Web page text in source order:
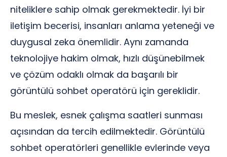
niteliklere sahip olmak gerekmektedir. İyi bir
iletişim becerisi, insanları anlama yeteneği ve
duygusal zeka önemlidir. Aynı zamanda
teknolojiye hakim olmak, hızlı düşünebilmek
ve çözüm odaklı olmak da başarılı bir
görüntülü sohbet operatörü için gereklidir.
Bu meslek, esnek çalışma saatleri sunması
açısından da tercih edilmektedir. Görüntülü
sohbet operatörleri genellikle evlerinde veya